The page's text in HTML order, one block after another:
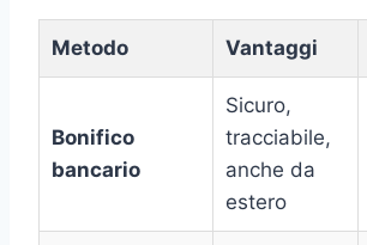
Metodo Vantaggi
Bonifico
bancario
Sicuro,
tracciabile,
anche da
estero